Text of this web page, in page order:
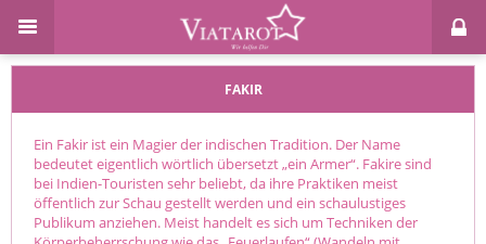
FAKIR
Ein Fakir ist ein Magier der indischen Tradition. Der Name
bedeutet eigentlich wörtlich übersetzt „ein Armer“. Fakire sind
bei Indien-Touristen sehr beliebt, da ihre Praktiken meist
öffentlich zur Schau gestellt werden und ein schaulustiges
Publikum anziehen. Meist handelt es sich um Techniken der